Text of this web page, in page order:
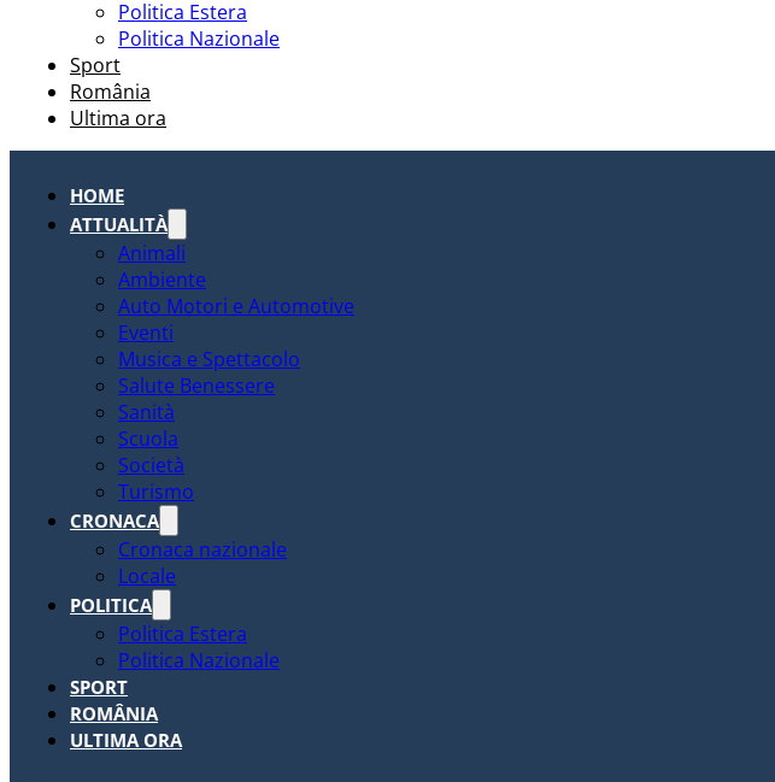
Politica Estera
Politica Nazionale
Sport
România
Ultima ora
HOME
ATTUALITÀ
Animali
Ambiente
Auto Motori e Automotive
Eventi
Musica e Spettacolo
Salute Benessere
Sanità
Scuola
Società
Turismo
CRONACA
Cronaca nazionale
Locale
POLITICA
Politica Estera
Politica Nazionale
SPORT
ROMÂNIA
ULTIMA ORA